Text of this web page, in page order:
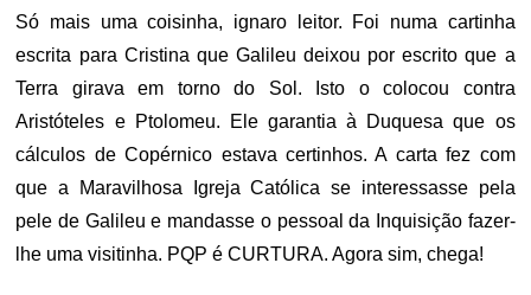
Só mais uma coisinha, ignaro leitor. Foi numa cartinha
escrita para Cristina que Galileu deixou por escrito que a
Terra girava em torno do Sol. Isto o colocou contra
Aristóteles e Ptolomeu. Ele garantia à Duquesa que os
cálculos de Copérnico estava certinhos. A carta fez com
que a Maravilhosa Igreja Católica se interessasse pela
pele de Galileu e mandasse o pessoal da Inquisição fazer-
lhe uma visitinha. PQP é CURTURA. Agora sim, chega!